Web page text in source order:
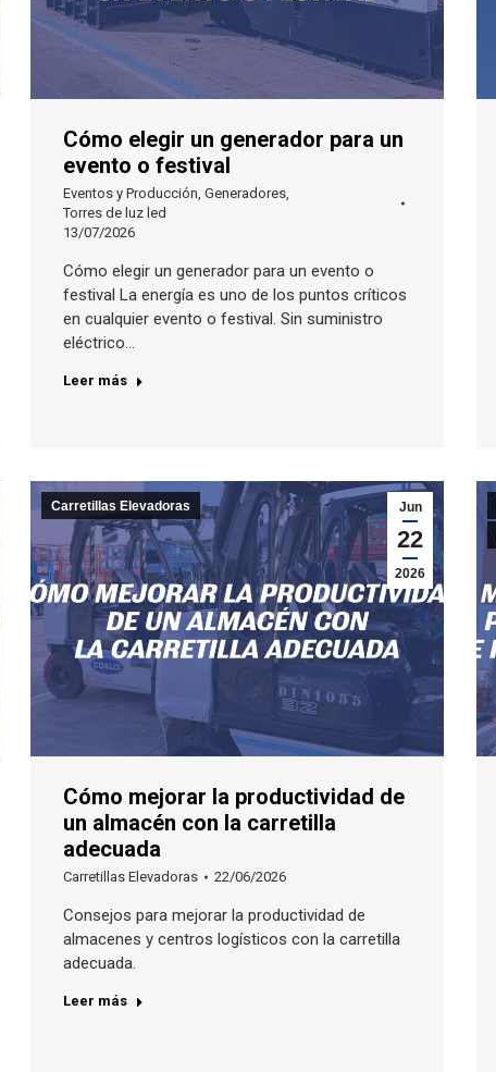
Cómo elegir un generador para un
evento o festival
Eventos y Producción Generadores
Torres de luz led
13/07/2026
Cómo elegir un generador para un evento o
festival La energía es uno de los puntos críticos
en cualquier evento o festival. Sin suministro
eléctrico…
Leer más
Jun
22
2026
Carretillas Elevadoras
Cómo mejorar la productividad de
un almacén con la carretilla
adecuada
Carretillas Elevadoras 22/06/2026
Consejos para mejorar la productividad de
almacenes y centros logísticos con la carretilla
adecuada.
Leer más